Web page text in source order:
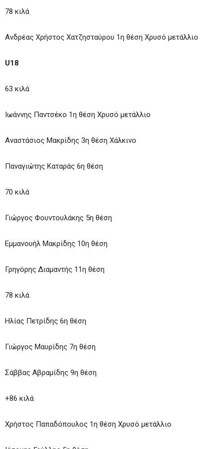
78 κιλά
Ανδρέας Χρήστος Χατζησταύρου 1η θέση Χρυσό μετάλλιο
U18
63 κιλά
Ιωάννης Παντσέκο 1η θέση Χρυσό μετάλλιο
Αναστάσιος Μακρίδης 3η θέση Χάλκινο
Παναγιώτης Καταράς 6η θέση
70 κιλά
Γιώργος Φουντουλάκης 5η θέση
Εμμανουήλ Μακρίδης 10η θέση
Γρηγόρης Διαμαντής 11η θέση
78 κιλά
Ηλίας Πετρίδης 6η θέση
Γιώργος Μαυρίδης 7η θέση
Σάββας Αβραμίδης 9η θέση
+86 κιλά
Χρήστος Παπαδόπουλος 1η θέση Χρυσό μετάλλιο